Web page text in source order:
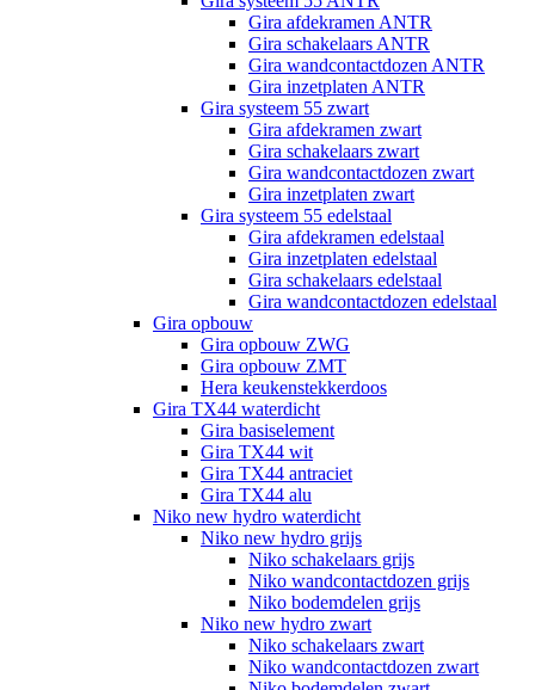
Gira afdekramen ANTR
Gira schakelaars ANTR
Gira wandcontactdozen ANTR
Gira inzetplaten ANTR
Gira systeem 55 zwart
Gira afdekramen zwart
Gira schakelaars zwart
Gira wandcontactdozen zwart
Gira inzetplaten zwart
Gira systeem 55 edelstaal
Gira afdekramen edelstaal
Gira inzetplaten edelstaal
Gira schakelaars edelstaal
Gira wandcontactdozen edelstaal
Gira opbouw
Gira opbouw ZWG
Gira opbouw ZMT
Hera keukenstekkerdoos
Gira TX44 waterdicht
Gira basiselement
Gira TX44 wit
Gira TX44 antraciet
Gira TX44 alu
Niko new hydro waterdicht
Niko new hydro grijs
Niko schakelaars grijs
Niko wandcontactdozen grijs
Niko bodemdelen grijs
Niko new hydro zwart
Niko schakelaars zwart
Niko wandcontactdozen zwart